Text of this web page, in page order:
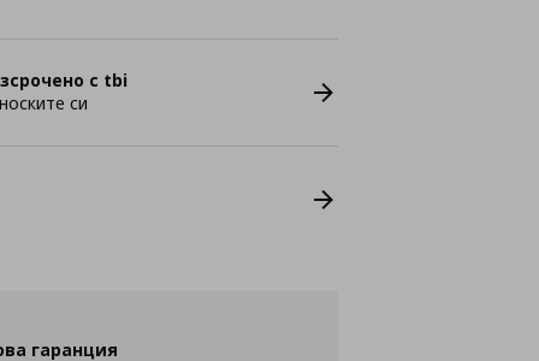
с tbi
си
гаранция